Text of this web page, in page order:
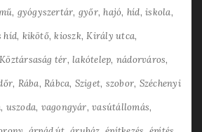
gyógyszertár győr hajó híd iskola
híd kikötő kioszk Király utca
Köztársaság tér lakótelep nádorváros
Rába Rábca Sziget szobor Széchenyi
uszoda vagongyár vasútállomás